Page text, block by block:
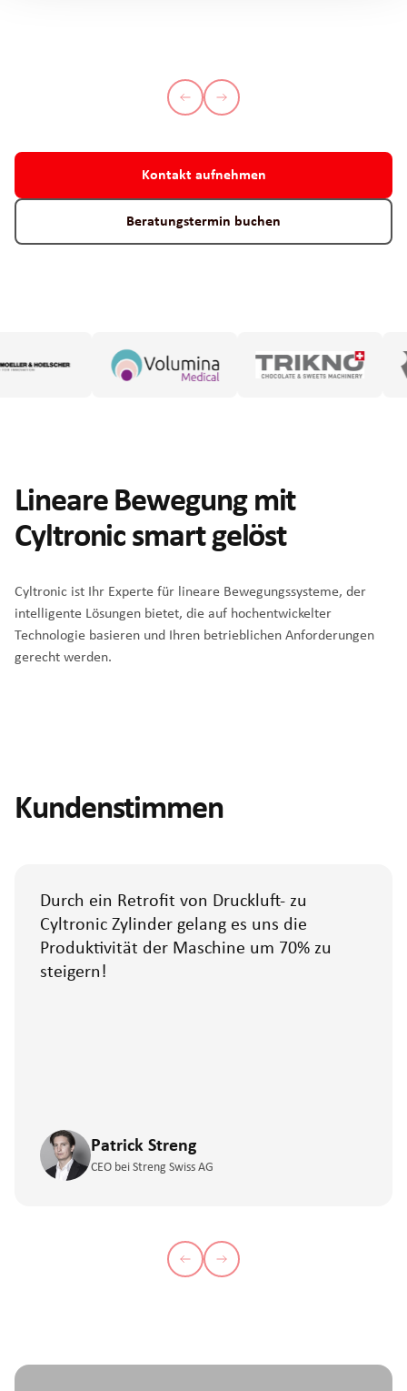
Kontakt aufnehmen
Beratungstermin buchen
Lineare Bewegung mit
Cyltronic smart gelöst
Cyltronic ist Ihr Experte für lineare Bewegungssysteme, der
intelligente Lösungen bietet, die auf hochentwickelter
Technologie basieren und Ihren betrieblichen Anforderungen
gerecht werden.
Kundenstimmen
Durch ein Retrofit von Druckluft- zu
Cyltronic Zylinder gelang es uns die
Produktivität der Maschine um 70% zu
steigern!
Patrick Streng
CEO bei Streng Swiss AG